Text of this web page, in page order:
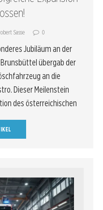
Sasse 0
Jubiläum an der
übergab der
an die
Dieser Meilenstein
des österreichischen